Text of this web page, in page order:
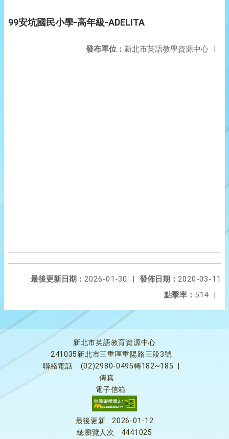
99安坑國民小學-高年級-ADELITA
發布單位： 新北市英語教學資源中心 |
發佈日期： 2020-03-11
最後更新日期： 2026-01-30
|
點擊率： 514 |
新北市英語教育資源中心
241035新北市三重區重陽路三段3號
聯絡電話
(02)2980-0495轉182~185
傳真
電子信箱
最後更新
2026-01-12
總瀏覽人次
4441025